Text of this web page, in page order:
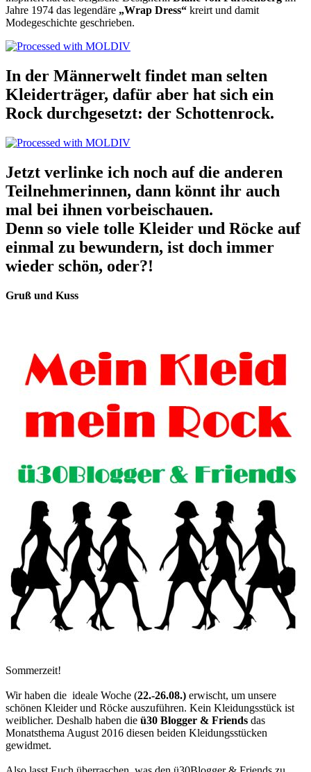
Jahre 1974 das legendäre „Wrap Dress“ kreirt und damit
Modegeschichte geschrieben.
In der Männerwelt findet man selten
Kleiderträger, dafür aber hat sich ein
Rock durchgesetzt: der Schottenrock.
Jetzt verlinke ich noch auf die anderen
Teilnehmerinnen, dann könnt ihr auch
mal bei ihnen vorbeischauen.
Denn so viele tolle Kleider und Röcke auf
einmal zu bewundern, ist doch immer
wieder schön, oder?!
Gruß und Kuss
Sommerzeit!
Wir haben die ideale Woche (22.-26.08.) erwischt, um unsere
schönen Kleider und Röcke auszuführen. Kein Kleidungsstück ist
weiblicher. Deshalb haben die ü30 Blogger & Friends das
Monatsthema August 2016 diesen beiden Kleidungsstücken
gewidmet.